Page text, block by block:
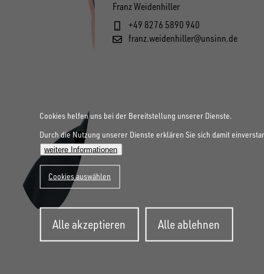
Franz Weidenhiller
+49 8276 5890 940
franz.weidenhiller@unsinn.de
Cookies helfen uns bei der Bereitstellung unserer Dienste.
Durch die Nutzung unserer Dienste erklären Sie sich damit
weitere Informationen
Cookies auswählen
Alle akzeptieren
zurückziehen
Alle ablehnen